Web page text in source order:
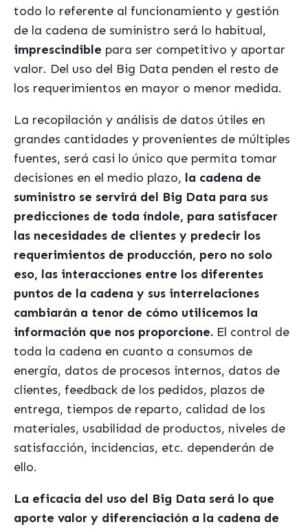
todo lo referente al funcionamiento y gestión
de la cadena de suministro será lo habitual,
imprescindible para ser competitivo y aportar
valor. Del uso del Big Data penden el resto de
los requerimientos en mayor o menor medida.
La recopilación y análisis de datos útiles en
grandes cantidades y provenientes de múltiples
fuentes, será casi lo único que permita tomar
decisiones en el medio plazo, la cadena de
suministro se servirá del Big Data para sus
predicciones de toda índole, para satisfacer
las necesidades de clientes y predecir los
requerimientos de producción, pero no solo
eso, las interacciones entre los diferentes
puntos de la cadena y sus interrelaciones
cambiarán a tenor de cómo utilicemos la
información que nos proporcione. El control de
toda la cadena en cuanto a consumos de
energía, datos de procesos internos, datos de
clientes, feedback de los pedidos, plazos de
entrega, tiempos de reparto, calidad de los
materiales, usabilidad de productos, niveles de
satisfacción, incidencias, etc. dependerán de
ello.
La eficacia del uso del Big Data será lo que
aporte valor y diferenciación a la cadena de